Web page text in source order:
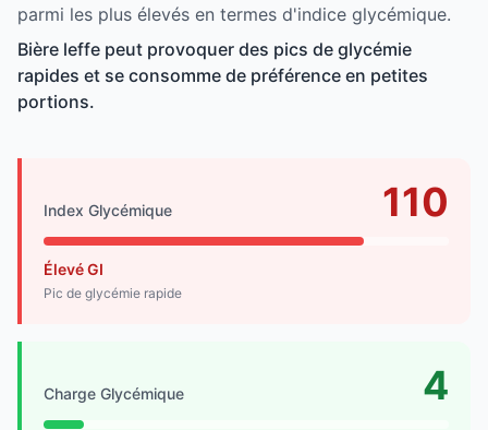
parmi les plus élevés en termes d'indice glycémique.
Bière leffe peut provoquer des pics de glycémie
rapides et se consomme de préférence en petites
portions.
Index Glycémique 110
Élevé GI
Pic de glycémie rapide
Charge Glycémique 4